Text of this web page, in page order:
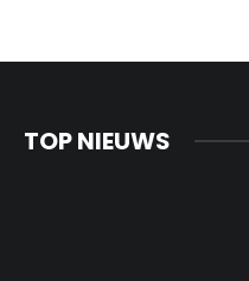
TOP NIEUWS